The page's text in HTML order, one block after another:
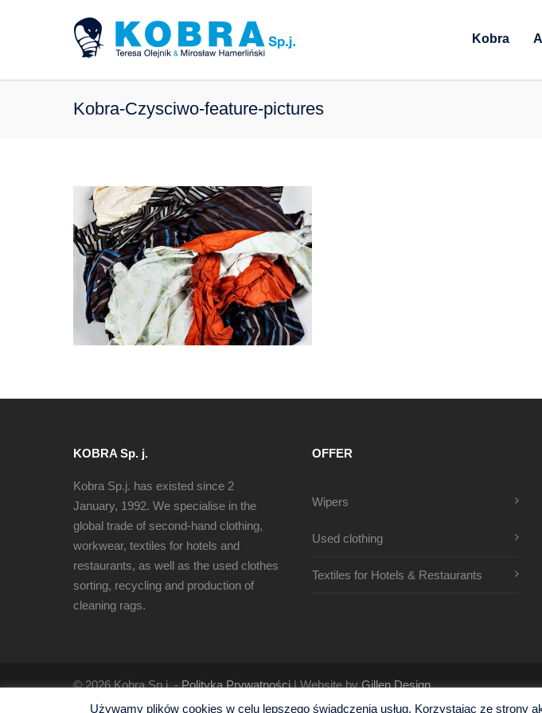
Kobra
Kobra-Czysciwo-feature-pictures
KOBRA Sp. j.
Kobra Sp.j. has existed since 2
January, 1992. We specialise in the
global trade of second-hand clothing,
workwear, textiles for hotels and
restaurants, as well as the used clothes
sorting, recycling and production of
cleaning rags.
OFFER
Wipers
Used clothing
Textiles for Hotels & Restaurants
© 2026 Kobra Sp.j. -Polityka Prywatności| Website byGillen Design
Używamy plików cookies w celu lepszego świadczenia usług. Korzystając ze strony